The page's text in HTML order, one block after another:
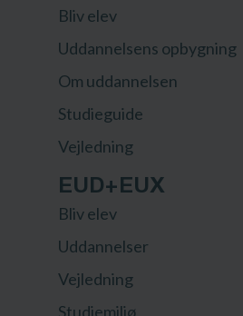
Bliv elev
Uddannelsens opbygning
Om uddannelsen
Studieguide
Vejledning
EUD+EUX
Bliv elev
Uddannelser
Vejledning
Studiemiljø